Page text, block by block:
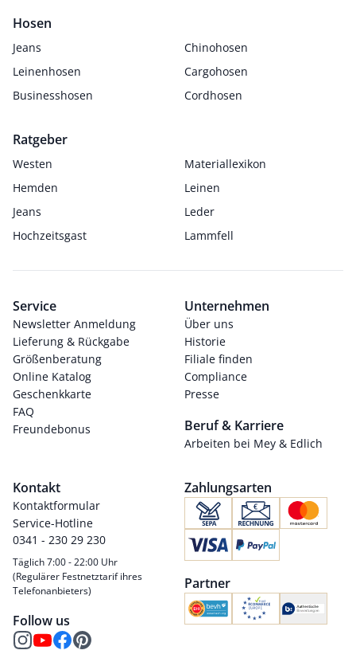
Hosen
Jeans
Chinohosen
Leinenhosen
Cargohosen
Businesshosen
Cordhosen
Ratgeber
Westen
Materiallexikon
Hemden
Leinen
Jeans
Leder
Hochzeitsgast
Lammfell
Service
Newsletter Anmeldung
Lieferung & Rückgabe
Größenberatung
Online Katalog
Geschenkkarte
FAQ
Freundebonus
Unternehmen
Über uns
Historie
Filiale finden
Compliance
Presse
Beruf & Karriere
Arbeiten bei Mey & Edlich
Kontakt
Kontaktformular
Service-Hotline
0341 - 230 29 230
Täglich 7:00 - 22:00 Uhr
(Regulärer Festnetztarif ihres
Telefonanbieters)
Follow us
Zahlungsarten
Partner